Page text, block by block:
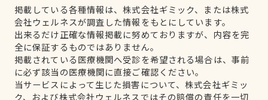
掲載している各種情報は、株式会社ギミック、または株式
会社ウェルネスが調査した情報をもとにしています。
出来るだけ正確な情報掲載に努めておりますが、内容を完
全に保証するものではありません。
掲載されている医療機関へ受診を希望される場合は、事前
に必ず該当の医療機関に直接ご確認ください。
当サービスによって生じた損害について、株式会社ギミッ
ク、および株式会社ウェルネスではその賠償の責任を一切